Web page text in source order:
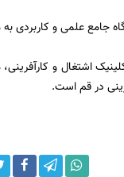
جامع علمی و کاربردی
اشتغال و
در قم است.